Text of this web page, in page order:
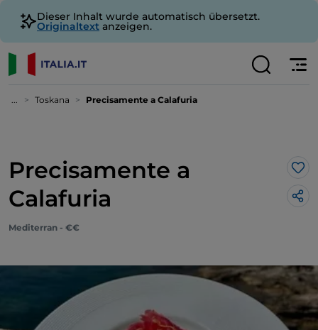
Dieser Inhalt wurde automatisch übersetzt.
Originaltext anzeigen.
... Toskana Precisamente a Calafuria
Precisamente a
Calafuria
Mediterran - €€